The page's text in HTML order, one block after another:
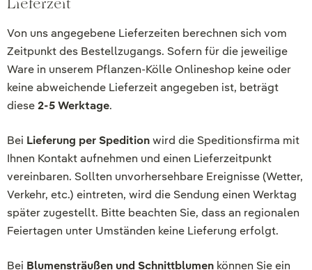
Von uns angegebene Lieferzeiten berechnen sich vom
Zeitpunkt des Bestellzugangs. Sofern für die jeweilige
Ware in unserem Pflanzen-Kölle Onlineshop keine oder
keine abweichende Lieferzeit angegeben ist, beträgt
diese 2-5 Werktage.
Bei Lieferung per Speditionwird die Speditionsfirma mit
Ihnen Kontakt aufnehmen und einen Lieferzeitpunkt
vereinbaren. Sollten unvorhersehbare Ereignisse (Wetter,
Verkehr, etc.) eintreten, wird die Sendung einen Werktag
später zugestellt. Bitte beachten Sie, dass an regionalen
Feiertagen unter Umständen keine Lieferung erfolgt.
Bei Blumensträußen und Schnittblumen können Sie ein